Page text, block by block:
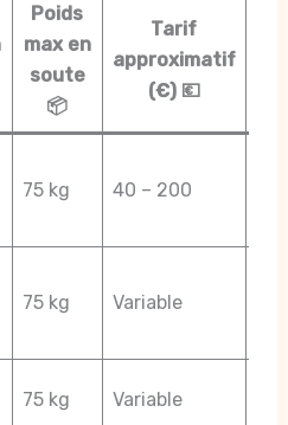
Poids
max en
soute
📦
Tarif
approximatif
(€) 💶
75 kg 40 – 200
75 kg Variable
75 kg Variable